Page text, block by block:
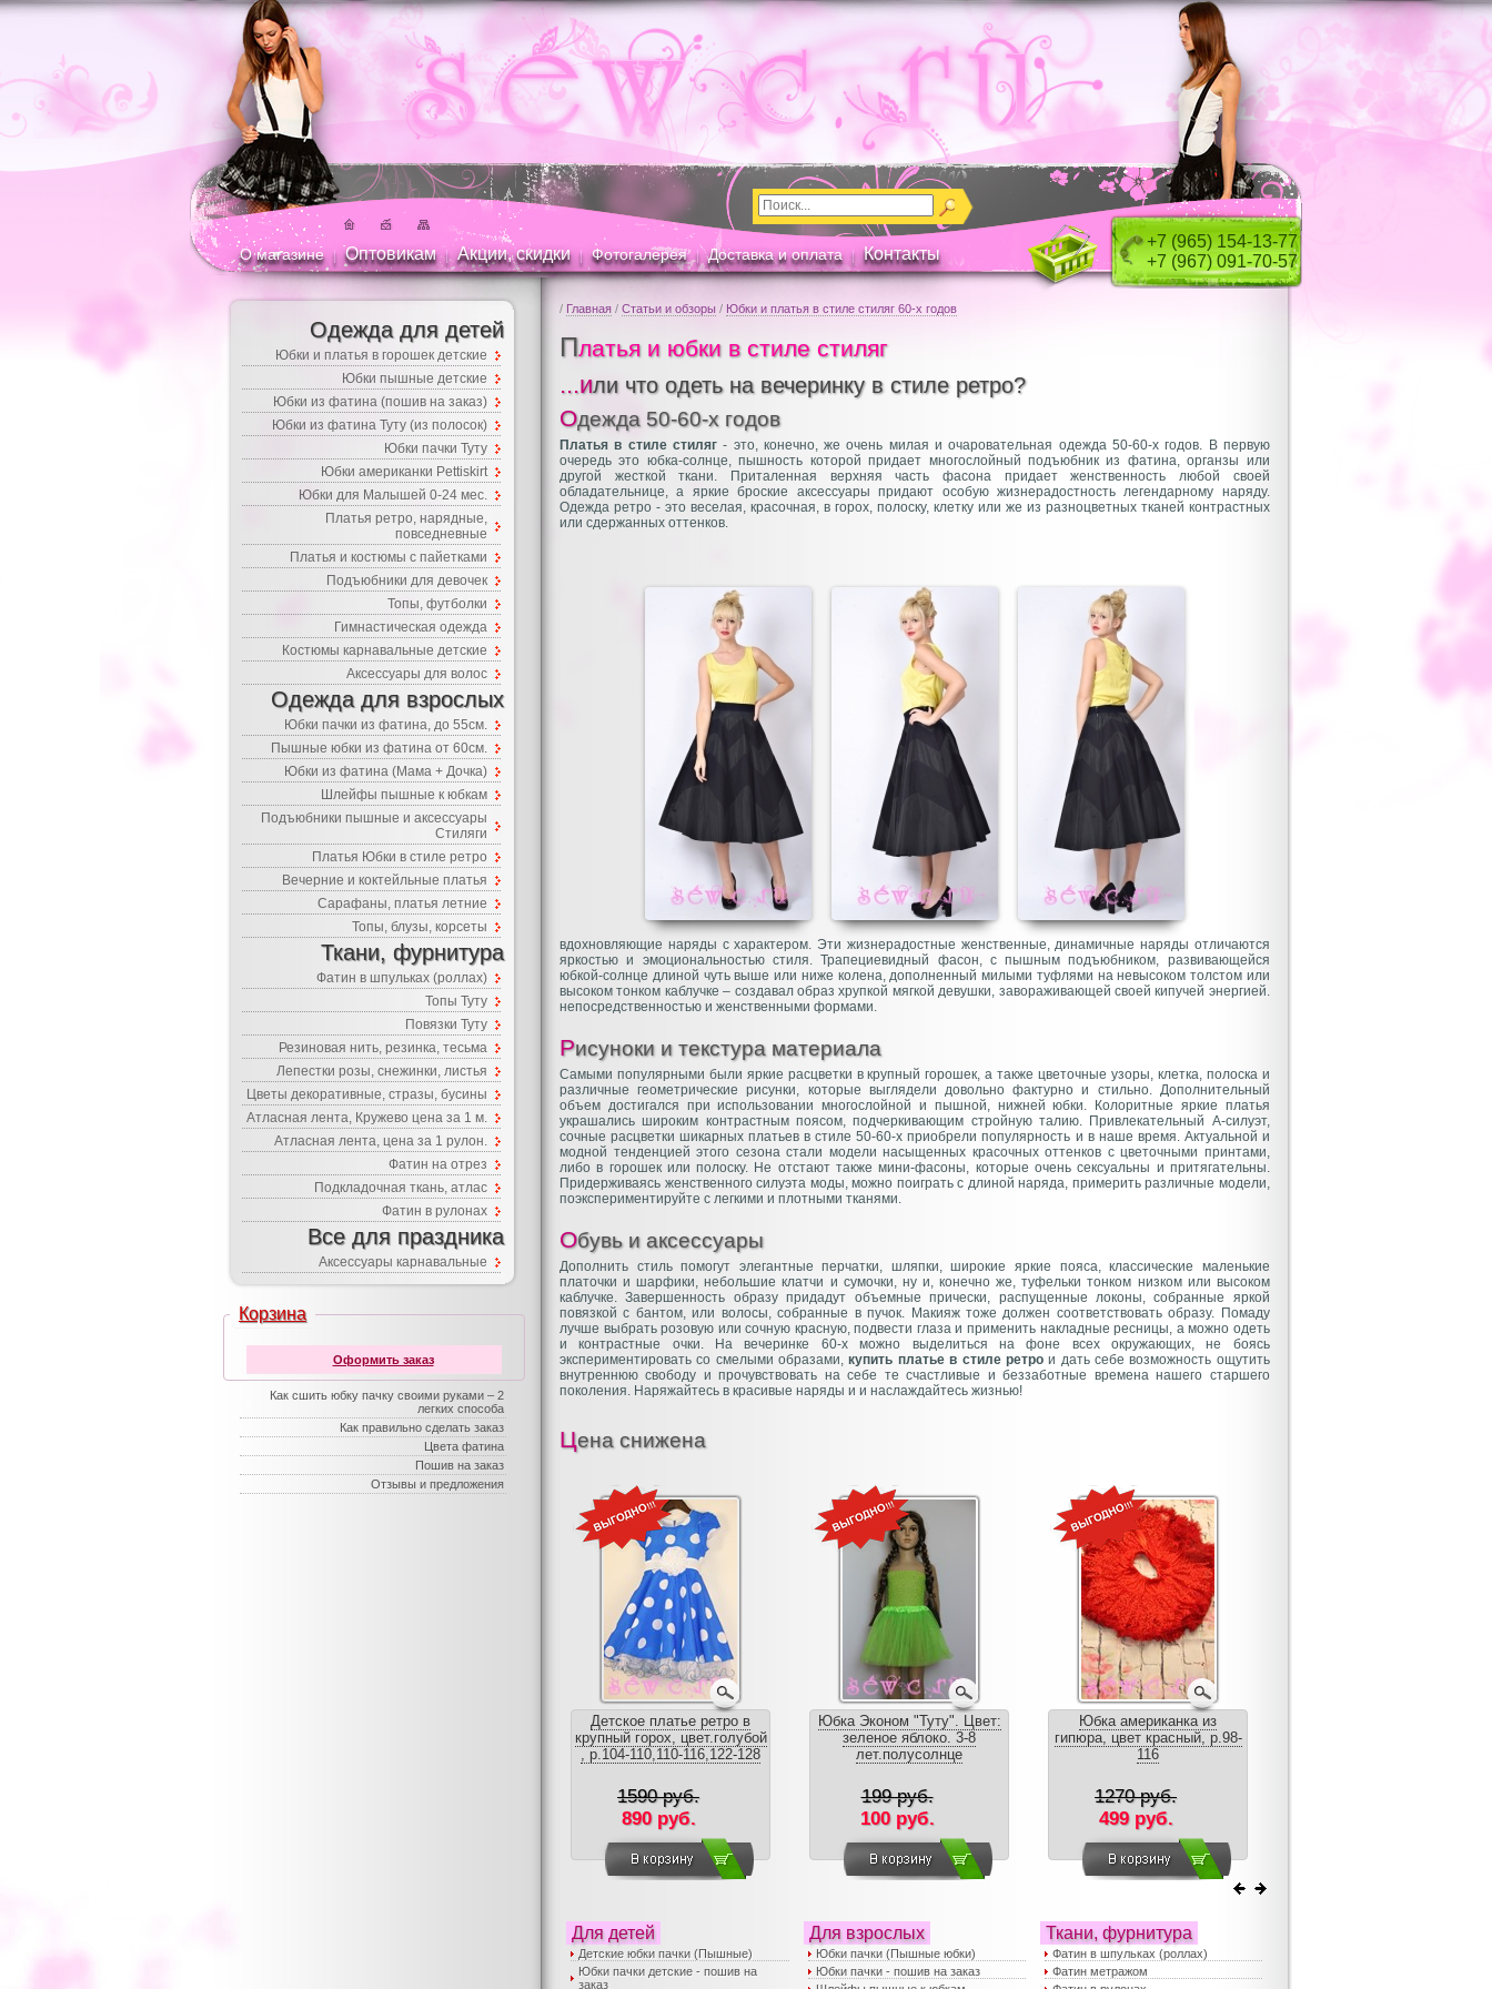
+7 (965) 154-13-77
+7 (967) 091-70-57
О магазине | Оптовикам | Акции, скидки | Фотогалерея | Доставка и оплата | Контакты
/ Главная / Статьи и обзоры / Юбки и платья в стиле стиляг 60-х годов
Платья и юбки в стиле стиляг
...или что одеть на вечеринку в стиле ретро?
Одежда 50-60-х годов
Платья в стиле стиляг- это, конечно, же очень милая и очаровательная одежда 50-60-х годов. В первую
очередь это юбка-солнце, пышность которой придает многослойный подъюбник из фатина, органзы или
другой жесткой ткани. Приталенная верхняя часть фасона придает женственность любой своей
обладательнице, а яркие броские аксессуары придают особую жизнерадостность легендарному наряду.
Одежда ретро - это веселая, красочная, в горох, полоску, клетку или же из разноцветных тканей контрастных
или сдержанных оттенков.
вдохновляющие наряды с характером. Эти жизнерадостные женственные, динамичные наряды отличаются
яркостью и эмоциональностью стиля. Трапециевидный фасон, с пышным подъюбником, развивающейся
юбкой-солнце длиной чуть выше или ниже колена, дополненный милыми туфлями на невысоком толстом или
высоком тонком каблучке – создавал образ хрупкой мягкой девушки, завораживающей своей кипучей энергией.
непосредственностью и женственными формами.
Рисуноки и текстура материала
Самыми популярными были яркие расцветки в крупный горошек, а также цветочные узоры, клетка, полоска и
различные геометрические рисунки, которые выглядели довольно фактурно и стильно. Дополнительный
объем достигался при использовании многослойной и пышной, нижней юбки. Колоритные яркие платья
украшались широким контрастным поясом, подчеркивающим стройную талию. Привлекательный А-силуэт,
сочные расцветки шикарных платьев в стиле 50-60-х приобрели популярность и в наше время. Актуальной и
модной тенденцией этого сезона стали модели насыщенных красочных оттенков с цветочными принтами,
либо в горошек или полоску. Не отстают также мини-фасоны, которые очень сексуальны и притягательны.
Придерживаясь женственного силуэта моды, можно поиграть с длиной наряда, примерить различные модели,
поэкспериментируйте с легкими и плотными тканями.
Обувь и аксессуары
Дополнить стиль помогут элегантные перчатки, шляпки, широкие яркие пояса, классические маленькие
платочки и шарфики, небольшие клатчи и сумочки, ну и, конечно же, туфельки тонком низком или высоком
каблучке. Завершенность образу придадут объемные прически, распущенные локоны, собранные яркой
повязкой с бантом, или волосы, собранные в пучок. Макияж тоже должен соответствовать образу. Помаду
лучше выбрать розовую или сочную красную, подвести глаза и применить накладные ресницы, а можно одеть
и контрастные очки. На вечеринке 60-х можно выделиться на фоне всех окружающих, не боясь
экспериментировать со смелыми образами,купить платье в стиле ретрои дать себе возможность ощутить
внутреннюю свободу и прочувствовать на себе те счастливые и беззаботные времена нашего старшего
поколения. Наряжайтесь в красивые наряды и и наслаждайтесь жизнью!
Цена снижена
Детское платье ретро в
крупный горох, цвет.голубой
, р.104-110,110-116,122-128
1590 руб.
890 руб.
Юбка Эконом "Туту". Цвет:
зеленое яблоко. 3-8
лет.полусолнце
199 руб.
100 руб.
Юбка американка из
гипюра, цвет красный, р.98-
116
1270 руб.
499 руб.
Для детей
Детские юбки пачки (Пышные)
Юбки пачки детские - пошив на
заказ
Для взрослых
Юбки пачки (Пышные юбки)
Юбки пачки - пошив на заказ
Ткани, фурнитура
Фатин в шпульках (роллах)
Фатин метражом
Одежда для детей
Юбки и платья в горошек детские
Юбки пышные детские
Юбки из фатина (пошив на заказ)
Юбки из фатина Туту (из полосок)
Юбки пачки Туту
Юбки американки Pettiskirt
Юбки для Малышей 0-24 мес.
Платья ретро, нарядные,
повседневные
Платья и костюмы с пайетками
Подъюбники для девочек
Топы, футболки
Гимнастическая одежда
Костюмы карнавальные детские
Аксессуары для волос
Одежда для взрослых
Юбки пачки из фатина, до 55см.
Пышные юбки из фатина от 60см.
Юбки из фатина (Мама + Дочка)
Шлейфы пышные к юбкам
Подъюбники пышные и аксессуары
Стиляги
Платья Юбки в стиле ретро
Вечерние и коктейльные платья
Сарафаны, платья летние
Топы, блузы, корсеты
Ткани, фурнитура
Фатин в шпульках (роллах)
Топы Туту
Повязки Туту
Резиновая нить, резинка, тесьма
Лепестки розы, снежинки, листья
Цветы декоративные, стразы, бусины
Атласная лента, Кружево цена за 1 м.
Атласная лента, цена за 1 рулон.
Фатин на отрез
Подкладочная ткань, атлас
Фатин в рулонах
Все для праздника
Аксессуары карнавальные
Корзина
Оформить заказ
Как сшить юбку пачку своими руками – 2
легких способа
Как правильно сделать заказ
Цвета фатина
Пошив на заказ
Отзывы и предложения